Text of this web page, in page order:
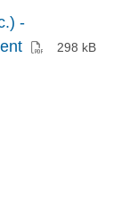
-
(PDF)298 kB